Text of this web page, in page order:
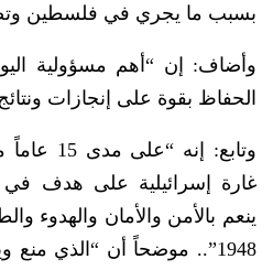
بسبب ما يجري في فلسطين
وأضاف: إن “أهم مسؤولية
الحفاظ بقوة على إنجازات
وتابع:
غارة إسرائيلية على هدف في
ينعم بالأمن والأمان والهدوء
1948”.. موضحاً أن “الذي منع